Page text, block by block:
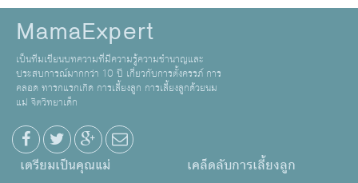
MamaExpert
เป็นทีมเขียนบทความที่มีความรู้ความชำนาญและ
ประสบการณ์มากกว่า 10 ปี เกี่ยวกับการตั้งครรภ์ การ
คลอด ทารกแรกเกิด การเลี้ยงลูก การเลี้ยงลูกด้วยนม
แม่ จิตวิทยาเด็ก
เตรียมเป็นคุณแม่ เคล็ดลับการเลี้ยงลูก